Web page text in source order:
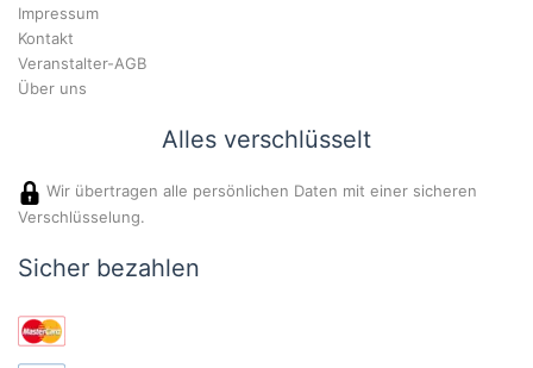
Impressum
Kontakt
Veranstalter-AGB
Über uns
Alles verschlüsselt
Wir übertragen alle persönlichen Daten mit einer sicheren
Verschlüsselung.
Sicher bezahlen